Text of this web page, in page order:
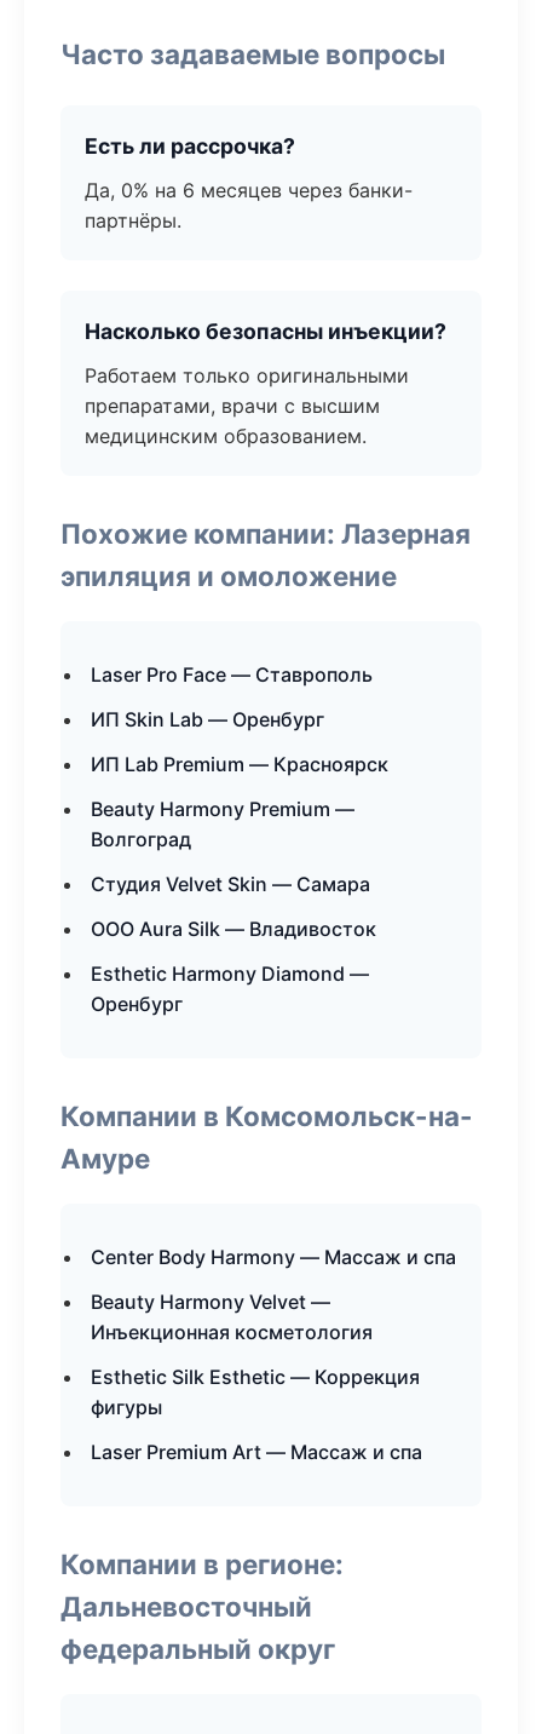
Часто задаваемые вопросы
Есть ли рассрочка?
Да, 0% на 6 месяцев через банки-
партнёры.
Насколько безопасны инъекции?
Работаем только оригинальными
препаратами, врачи с высшим
медицинским образованием.
Похожие компании: Лазерная
эпиляция и омоложение
Laser Pro Face — Ставрополь
ИП Skin Lab — Оренбург
ИП Lab Premium — Красноярск
Beauty Harmony Premium —
Волгоград
Студия Velvet Skin — Самара
ООО Aura Silk — Владивосток
Esthetic Harmony Diamond —
Оренбург
Компании в Комсомольск-на-
Амуре
Center Body Harmony — Массаж и спа
Beauty Harmony Velvet —
Инъекционная косметология
Esthetic Silk Esthetic — Коррекция
фигуры
Laser Premium Art — Массаж и спа
Компании в регионе:
Дальневосточный
федеральный округ